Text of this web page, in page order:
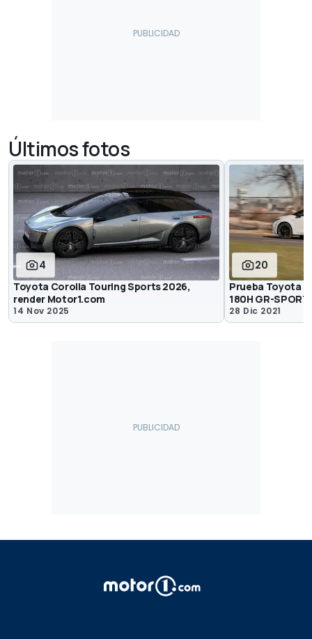
Últimos fotos
4
Toyota Corolla Touring Sports 2026,
render Motor1.com
14 Nov 2025
20
Prueba Toyota
180H GR-SPORT
28 Dic 2021